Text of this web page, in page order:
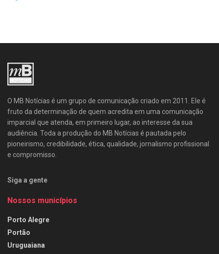
O MB Notícias é um grupo de comunicação criado em 2011. Ele é
fruto da determinação de quem acredita em uma comunicação
imparcial que atenda, em primeiro lugar, ao interesse da sua
audiência. Toda a produção do MB Notícias é pautada pelo
pioneirismo, credibilidade, ética, qualidade, jornalismo profissional
e compromisso.
Siga a gente
Nossos municípios
Porto Alegre
Portão
Uruguaiana